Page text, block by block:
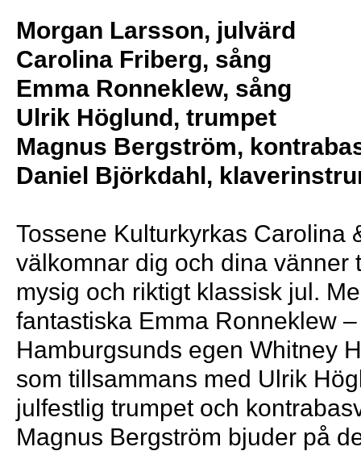
Morgan Larsson, julvärd
Carolina Friberg, sång
Emma Ronneklew, sång
Ulrik Höglund, trumpet
Magnus Bergström,
Daniel Björkdahl,
Tossene Kulturkyrkas Carolina
välkomnar dig och dina vänner
mysig och riktigt klassisk jul.
fantastiska Emma Ronneklew –
Hamburgsunds egen Whitney
som tillsammans med Ulrik
julfestlig trumpet och
Magnus Bergström bjuder på